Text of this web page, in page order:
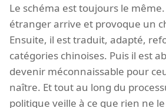
Le schéma est toujours le
étranger arrive et provoque un
Ensuite, il est traduit, adapté,
catégories chinoises. Puis il est
devenir méconnaissable pour
naître. Et tout au long du
politique veille à ce que rien ne